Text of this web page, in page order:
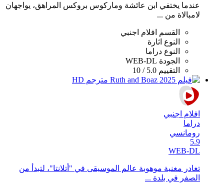
عندما يختفي ابن عائشة وماركوس بروكس المراهق، يواجهان
لامبالاة من ...
القسم
افلام اجنبي
النوع اثارة
النوع دراما
الجودة WEB-DL
التقييم 5.0 / 10
افلام اجنبي
دراما
رومانسي
5.9
WEB-DL
تغادر مغنية موهوبة عالم الموسيقى في "أتلانتا"، لتبدأ من
الصفر في بلدة ...